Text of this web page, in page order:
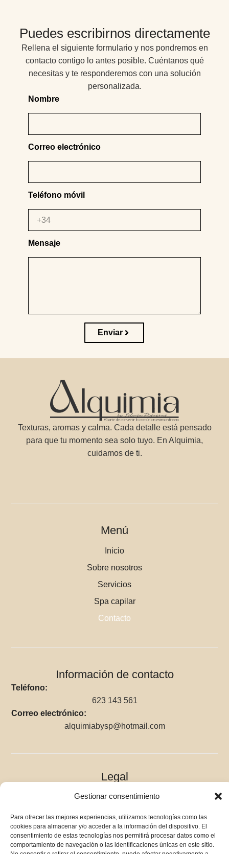
Gestionar consentimiento
Para ofrecer las mejores experiencias, utilizamos tecnologías como las
cookies para almacenar y/o acceder a la información del dispositivo. El
consentimiento de estas tecnologías nos permitirá procesar datos como el
comportamiento de navegación o las identificaciones únicas en este sitio.
Puedes escribirnos directamente
Rellena el siguiente formulario y nos pondremos en
contacto contigo lo antes posible. Cuéntanos qué
necesitas y te responderemos con una solución
personalizada.
Nombre
Correo electrónico
Teléfono móvil
Mensaje
Enviar
Texturas, aromas y calma. Cada detalle está pensado
para que tu momento sea solo tuyo. En Alquimia,
cuidamos de ti.
Menú
Inicio
Sobre nosotros
Servicios
Spa capilar
Contacto
Información de contacto
Teléfono:
623 143 561
Correo electrónico:
alquimiabysp@hotmail.com
Legal
Aviso legal
Política de privacidad
Accesibilidad
Política de cookies (UE)